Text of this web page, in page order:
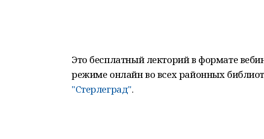
Это бесплатный лекторий в формате
режиме онлайн во всех районных
"Стерлеград".